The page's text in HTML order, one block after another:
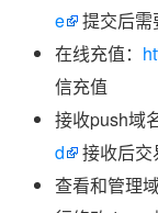
e
提交后需
在线充值：
信充值
接收push域名
d
接收后交
查看和管理域